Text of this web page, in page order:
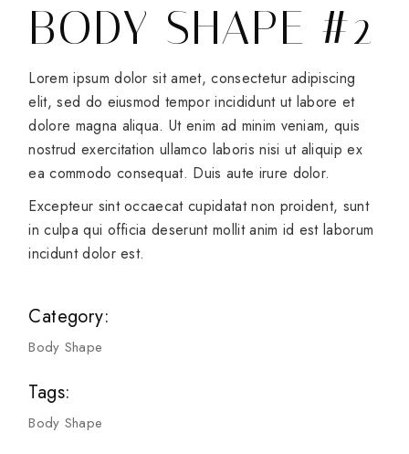
BODY SHAPE #2
Lorem ipsum dolor sit amet, consectetur adipiscing
elit, sed do eiusmod tempor incididunt ut labore et
dolore magna aliqua. Ut enim ad minim veniam, quis
nostrud exercitation ullamco laboris nisi ut aliquip ex
ea commodo consequat. Duis aute irure dolor.
Excepteur sint occaecat cupidatat non proident, sunt
in culpa qui officia deserunt mollit anim id est laborum
incidunt dolor est.
Category:
Body Shape
Tags:
Body Shape